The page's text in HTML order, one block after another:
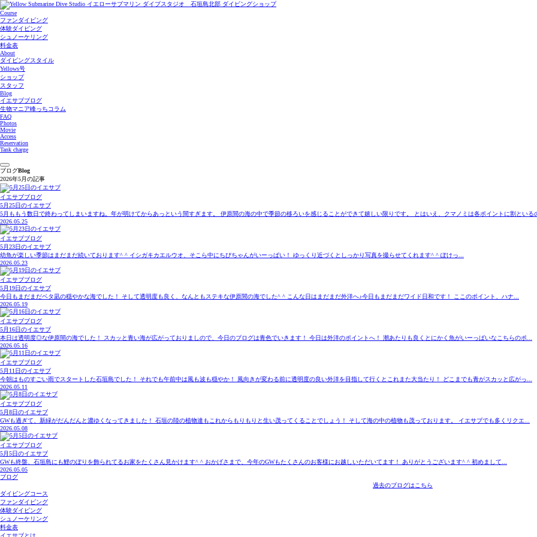
Course
ファンダイビング
体験ダイビング
シュノーケリング
料金表
About
ダイビングスタイル
Yellows号
ショップ
スタッフ
Blog
イエサブブログ
生物マニア峰っちコラム
FAQ
Photos
Movie
Access
Reservation
Tank charge
ブログBlog
2026年5月の記事
イエサブブログ
5月25日のイエサブ
5月ももう数日で終わってしまいますね。年が明けてからあっという間すぎます。 伊原間の海の中で季節の移ろいを感じることができて嬉しい限りです。 とはいえ、クマノミは各ポイントに割といる
2026.05.25
イエサブブログ
5月23日のイエサブ
幼魚が楽しい季節はまだまだ続いております^ ^ イシガキカエルウオ、そこら中にちびちゃんがいーっぱい！ ゆっくり近づくとしっかり写真を撮らせてくれます^ ^ ぽけっ...
2026.05.23
イエサブブログ
5月19日のイエサブ
今日もまだまだベタ凪の穏やかな海でした！ そして透明度も良く、なんともステキな伊原間の海でした^ ^ こんな日はまだまだ外洋へ♪今日もまだまだワイド日和です！ ここのポイント、ハナ...
2026.05.19
イエサブブログ
5月16日のイエサブ
本日は透明度◎な伊原間の海でした！ スカッと青い海が広がっておりましので、今日のブログは青色でいきます！ 今日は外洋のポイントへ！ 潮あたりも良くとにかく魚がいーっぱいなこちらのポ...
2026.05.16
イエサブブログ
5月11日のイエサブ
今朝はものすごい雨でスタートした石垣島でした！ それでも午前中は風も波も穏やか！ 風向きが変わる前に透明度の良い外洋を目指して行くとこれまた大当たり！ どこまでも青がスカッと広がっ...
2026.05.11
イエサブブログ
5月8日のイエサブ
GWも過ぎて、新緑がだんだんと濃ゆくなってきました！ 石垣の陸の植物達もこれからもりもりと生い茂ってくることでしょう！ そして海の中の植物も茂っております。 イエサブでも多くリクエ...
2026.05.08
イエサブブログ
5月5日のイエサブ
GWも終盤、石垣島にも鯉のぼりを飾られてるお家をたくさん見かけます^ ^ おかげさまで、今年のGWもたくさんのお客様にお越しいただいてます！ ありがとうございます^ ^ 初めまして...
2026.05.05
ブログ
過去のブログはこちら
ダイビングコース
ファンダイビング
体験ダイビング
シュノーケリング
料金表
イエサブとは